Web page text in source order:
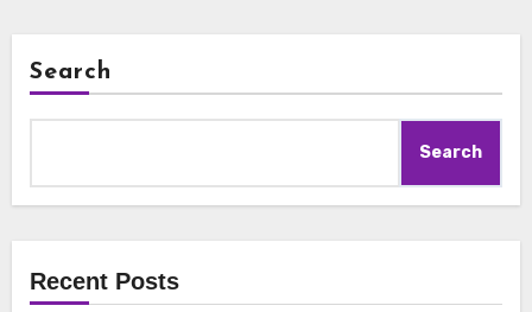
Search
Search
Recent Posts